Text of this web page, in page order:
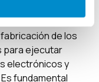
y utilizar
de los
para ejecutar
electrónicos y
fundamental